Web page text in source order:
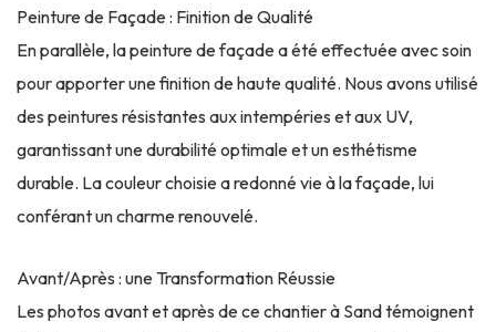
Peinture de Façade : Finition de Qualité
En parallèle, la peinture de façade a été effectuée avec soin
pour apporter une finition de haute qualité. Nous avons utilisé
des peintures résistantes aux intempéries et aux UV,
garantissant une durabilité optimale et un esthétisme
durable. La couleur choisie a redonné vie à la façade, lui
conférant un charme renouvelé.
Avant/Après : une Transformation Réussie
Les photos avant et après de ce chantier à Sand témoignent